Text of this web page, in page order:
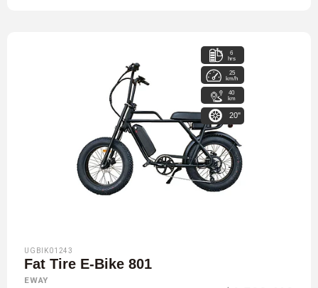
6
hrs
25
km/h
40
km
20"
UGBIK01243
Fat Tire E-Bike 801
EWAY